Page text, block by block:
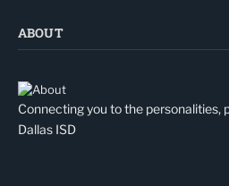
ABOUT
Connecting you to the personalities,
Dallas ISD